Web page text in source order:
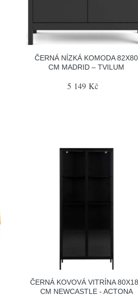
ČERNÁ NÍZKÁ KOMODA 82X80
CM MADRID – TVILUM
5 149 Kč
ČERNÁ KOVOVÁ VITRÍNA
CM NEWCASTLE - ACTONA